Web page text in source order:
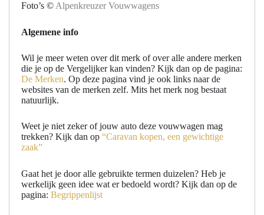
Foto’s © Alpenkreuzer Vouwwagens
Algemene info
Wil je meer weten over dit merk of over alle andere merken
die je op de Vergelijker kan vinden? Kijk dan op de pagina:
De Merken. Op deze pagina vind je ook links naar de
websites van de merken zelf. Mits het merk nog bestaat
natuurlijk.
Weet je niet zeker of jouw auto deze vouwwagen mag
trekken? Kijk dan op “Caravan kopen, een gewichtige
zaak”
Gaat het je door alle gebruikte termen duizelen? Heb je
werkelijk geen idee wat er bedoeld wordt? Kijk dan op de
pagina: Begrippenlijst